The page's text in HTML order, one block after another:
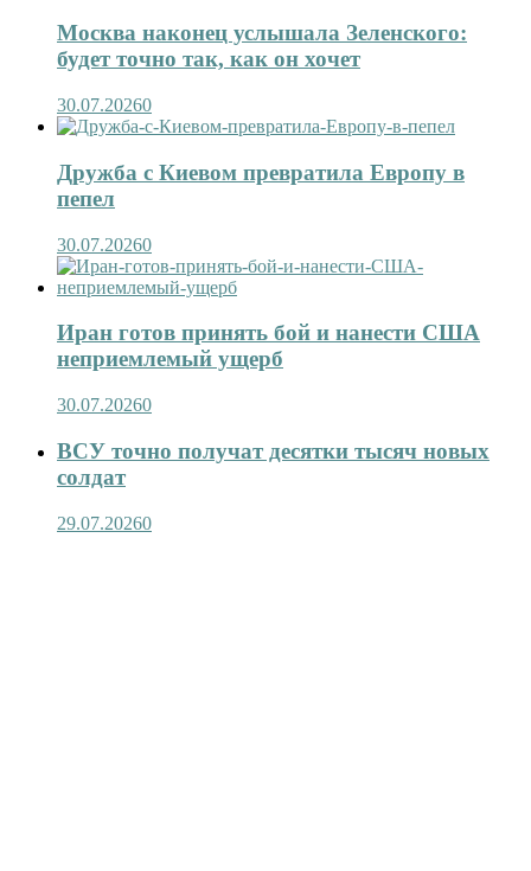
Москва наконец услышала Зеленского:
будет точно так, как он хочет
30.07.20260
Дружба с Киевом превратила Европу в
пепел
30.07.20260
Иран готов принять бой и нанести США
неприемлемый ущерб
30.07.20260
ВСУ точно получат десятки тысяч новых
солдат
29.07.20260